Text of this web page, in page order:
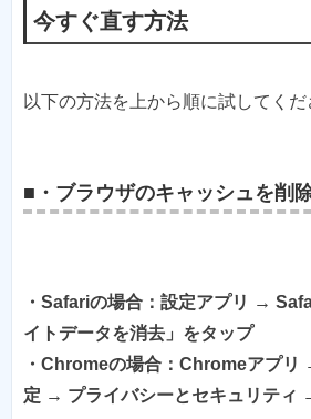
今すぐ直す方法
以下の方法を上から順に試してくだ
■・ブラウザのキャッシュを削
・Safariの場合：設定アプリ →
イトデータを消去」をタップ
・Chromeの場合：Chromeアプ
定 → プライバシーとセキュリティ